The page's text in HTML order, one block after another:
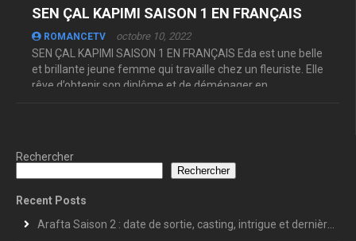
SEN ÇAL KAPIMI SAISON 1 EN FRANÇAIS
ROMANCETV octobre 10, 2022
SEN ÇAL KAPIMI SAISON 1 EN FRANÇAIS Eda est une belle
et brillante jeune femme qui travaille chez un fleuriste. Elle
rêve d’obtenir son diplôme et de déménager en ...
Rechercher
Rechercher
Recent Posts
Arafta Saison 2 : date de sortie, casting, intrigue et dernières informations